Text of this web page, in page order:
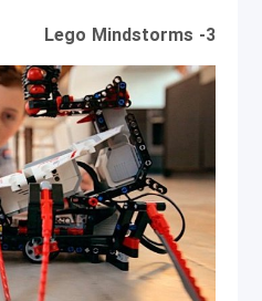
3- Lego Mindstorms